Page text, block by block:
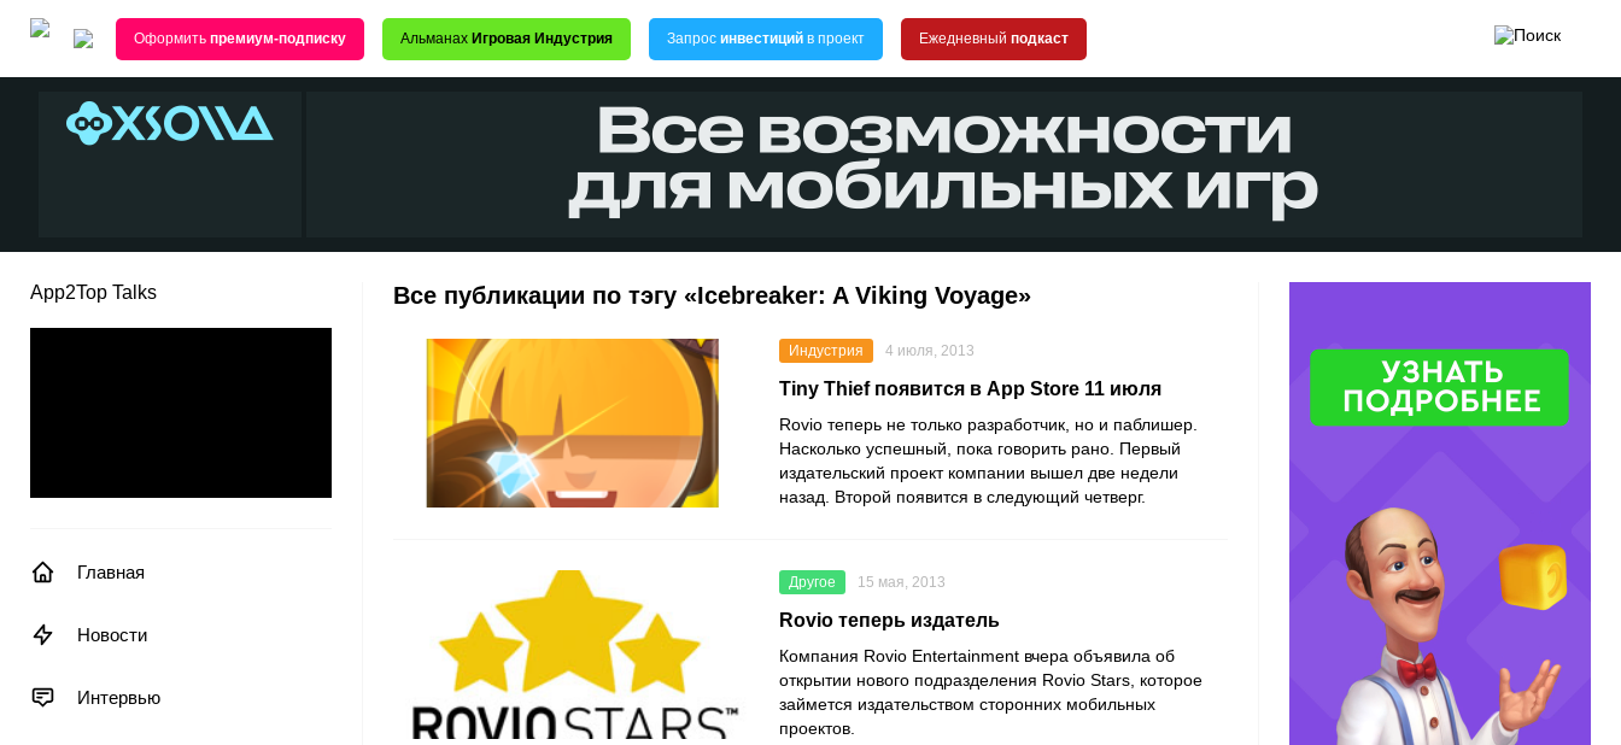
Оформить премиум-подписку Альманах Игровая Индустрия Запрос инвестиций в проект Ежедневный подкаст
App2Top Talks
Главная
Новости
Интервью
Все публикации по тэгу «Icebreaker: A Viking Voyage»
Индустрия 4 июля, 2013
Tiny Thief появится в App Store 11 июля
Rovio теперь не только разработчик, но и паблишер.
Насколько успешный, пока говорить рано. Первый
издательский проект компании вышел две недели
назад. Второй появится в следующий четверг.
Другое 15 мая, 2013
Rovio теперь издатель
Компания Rovio Entertainment вчера объявила об
открытии нового подразделения Rovio Stars, которое
займется издательством сторонних мобильных
проектов.